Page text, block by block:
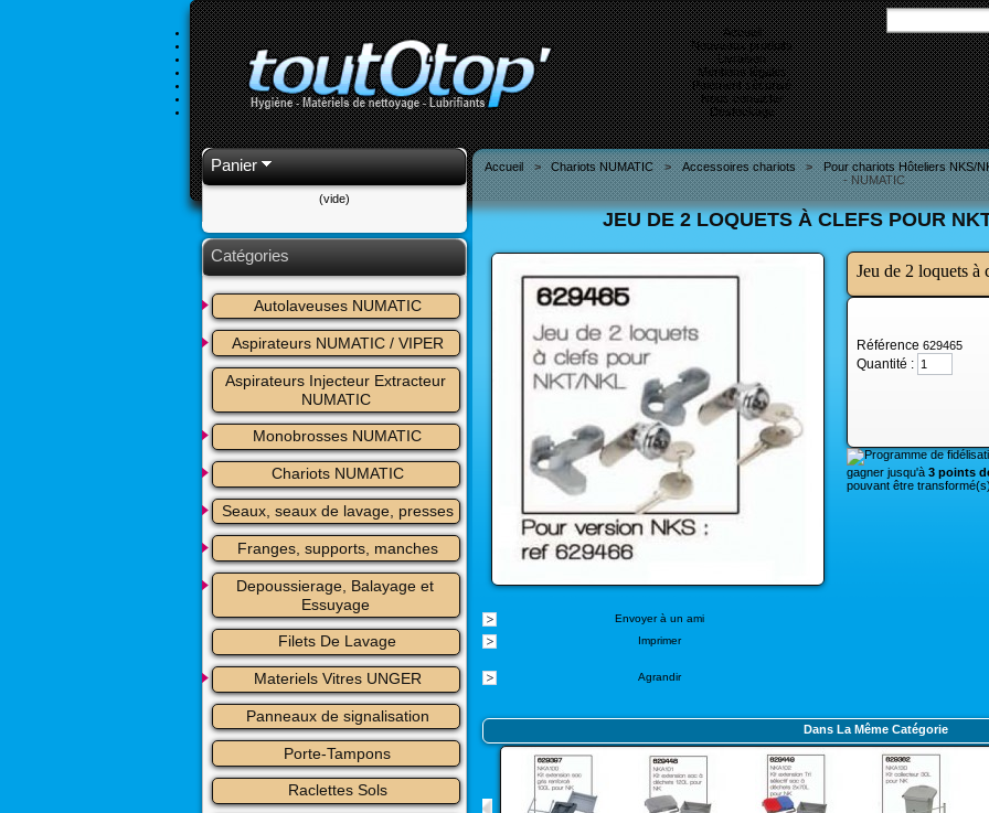
Accueil
Nouveaux produits
Livraison
Mentions légales
Paiement sécurisé
Nous contacter
Destockage
Panier
(vide)
Catégories
Autolaveuses NUMATIC
Aspirateurs NUMATIC / VIPER
Aspirateurs Injecteur Extracteur
NUMATIC
Monobrosses NUMATIC
Chariots NUMATIC
Seaux, seaux de lavage, presses
Franges, supports, manches
Depoussierage, Balayage et
Essuyage
Filets De Lavage
Materiels Vitres UNGER
Panneaux de signalisation
Porte-Tampons
Raclettes Sols
Accueil > Chariots NUMATIC > Accessoires chariots > Pour chariots Hôteliers NKS/
- NUMATIC
JEU DE 2 LOQUETS À CLEFS POUR
Envoyer à un ami
Imprimer
Agrandir
Jeu de 2 loquets
Référence629465
Quantité :
gagner jusqu'à 3 points
pouvant être
Dans La Même Catégorie